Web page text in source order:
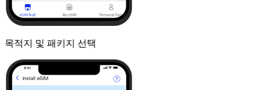
목적지 및 패키지 선택